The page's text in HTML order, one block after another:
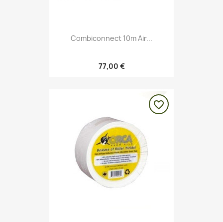
Combiconnect 10m Air...
77,00 €
favorite_border